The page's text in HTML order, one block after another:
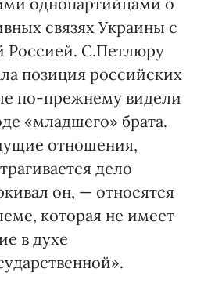
связях Украины с
Россией. С.Петлюру
позиция российских
по-прежнему видели
«младшего» брата.
отношения,
дело
он, — относятся
которая не имеет
в духе